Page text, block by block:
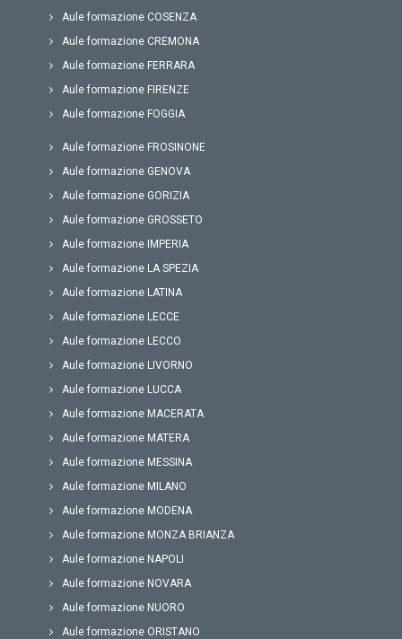
Aule formazione COSENZA
Aule formazione CREMONA
Aule formazione FERRARA
Aule formazione FIRENZE
Aule formazione FOGGIA
Aule formazione FROSINONE
Aule formazione GENOVA
Aule formazione GORIZIA
Aule formazione GROSSETO
Aule formazione IMPERIA
Aule formazione LA SPEZIA
Aule formazione LATINA
Aule formazione LECCE
Aule formazione LECCO
Aule formazione LIVORNO
Aule formazione LUCCA
Aule formazione MACERATA
Aule formazione MATERA
Aule formazione MESSINA
Aule formazione MILANO
Aule formazione MODENA
Aule formazione MONZA BRIANZA
Aule formazione NAPOLI
Aule formazione NOVARA
Aule formazione NUORO
Aule formazione ORISTANO